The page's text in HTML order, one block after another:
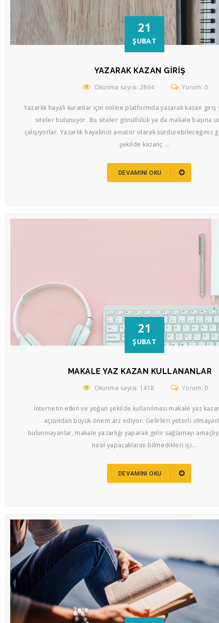
21
ŞUBAT
YAZARAK KAZAN GIRIŞ
Okunma sayısı: 2864 Yorum: 0
Yazarlık hayali kuranlar için online platformda yazarak kazan
siteler bulunuyor. Bu siteler gönüllülük ya da makale başına
çalışıyorlar. Yazarlık hayalinizi amatör olarak sürdürebileceğiniz
şekilde kazanç ...
DEVAMINI OKU
21
ŞUBAT
MAKALE YAZ KAZAN KULLANANLAR
Okunma sayısı: 1418 Yorum: 0
İnternetin etkin ve yoğun şekilde kullanılması makale yaz
açısından büyük önem arz ediyor. Gelirleri yeterli
bulunmayanlar, makale yazarlığı yaparak gelir sağlamayı
nasıl yapacaklarını bilmedikleri içi...
DEVAMINI OKU